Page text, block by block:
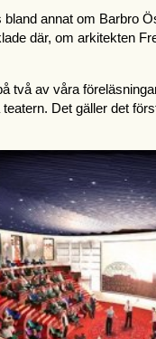
annat om Barbro
där, om arkitekten
två av våra
Det gäller det